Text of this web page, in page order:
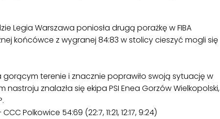
Legia Warszawa poniosła drugą porażkę w FIBA
końcówce z wygranej 84:83 w stolicy cieszyć mogli się
gorącym terenie i znacznie poprawiło swoją sytuację w
nastroju znalazła się ekipa PSI Enea Gorzów Wielkopolski,
Polkowice 54:69 (22:7, 11:21, 12:17, 9:24)